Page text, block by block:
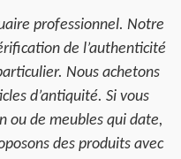
professionnel. Notre
de l’authenticité
Nous achetons
d’antiquité. Si vous
ou de meubles qui date,
des produits avec